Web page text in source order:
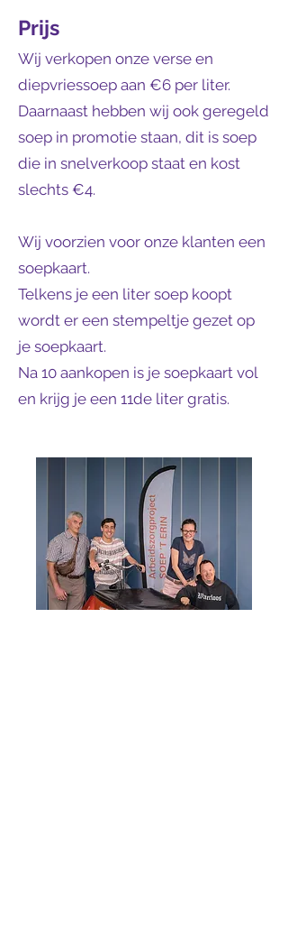
Prijs
Wij verkopen onze verse en
diepvriessoep aan €6 per liter.
Daarnaast hebben wij ook geregeld
soep in promotie staan, dit is soep
die in snelverkoop staat en kost
slechts €4.
Wij voorzien voor onze klanten een
soepkaart.
Telkens je een liter soep koopt
wordt er een stempeltje gezet op
je soepkaart.
Na 10 aankopen is je soepkaart vol
en krijg je een 11de liter gratis.